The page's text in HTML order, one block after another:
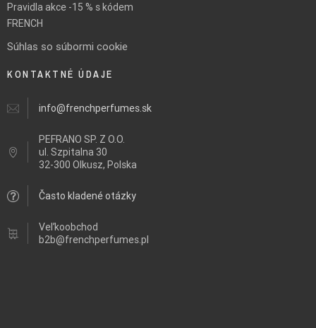
Pravidla akce -15 % s kódem
FRENCH
Súhlas so súbormi cookie
KONTAKTNÉ ÚDAJE
info@frenchperfumes.sk
PEFRANO SP. Z O.O.
ul. Szpitalna 30
32-300 Olkusz, Polska
Často kladené otázky
Veľkoobchod
b2b@frenchperfumes.pl